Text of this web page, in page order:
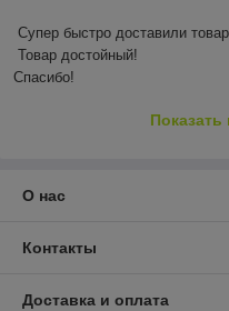
Супер быстро доставили
Спасибо!
О нас
Контакты
Доставка и оплата